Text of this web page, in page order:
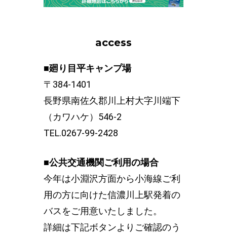
access
■廻り目平キャンプ場
〒384-1401
長野県南佐久郡川上村大字川端下
（カワハケ）546-2
TEL.0267-99-2428
■公共交通機関ご利用の場合
今年は小淵沢方面から小海線ご利
用の方に向けた信濃川上駅発着の
バスをご用意いたしました。
詳細は下記ボタンよりご確認のう